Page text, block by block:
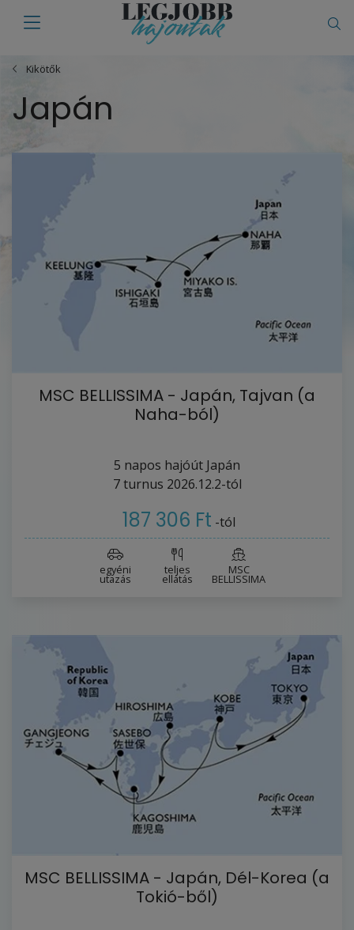
Kikötők
Japán
MSC BELLISSIMA - Japán, Tajvan (a
Naha-ból)
5 napos hajóút Japán
7turnus 2026.12.2-tól
187 306 Ft -tól
egyéni
utazás
teljes
ellátás
MSC
BELLISSIMA
MSC BELLISSIMA - Japán, Dél-Korea (a
Tokió-ből)